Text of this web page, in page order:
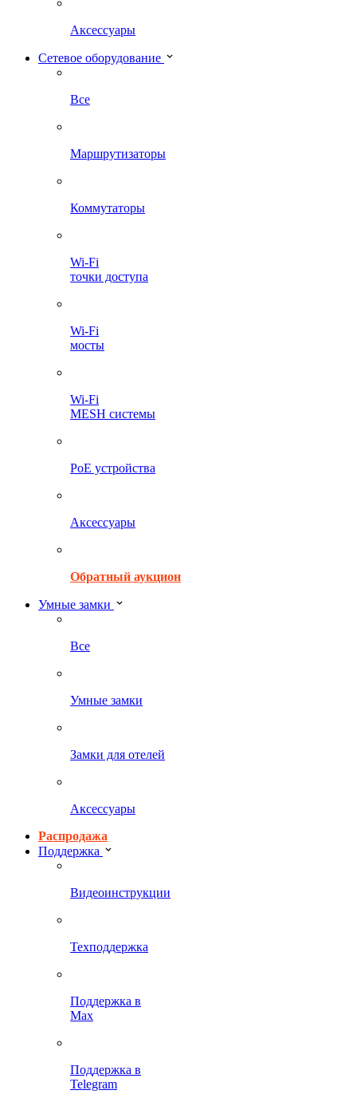
Аксессуары
Сетевое оборудование
Все
Маршрутизаторы
Коммутаторы
Wi-Fi
точки доступа
Wi-Fi
мосты
Wi-Fi
MESH системы
PoE устройства
Аксессуары
Обратный аукцион
Умные замки
Все
Умные замки
Замки для отелей
Аксессуары
Распродажа
Поддержка
Видеоинструкции
Техподдержка
Поддержка в
Max
Поддержка в
Telegram